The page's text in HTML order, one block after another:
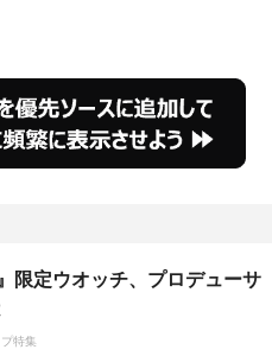
、その
県』で1
県】。今
予測され
ら防災
回答者
答し
限定ウオッチ、プロデューサ
特集